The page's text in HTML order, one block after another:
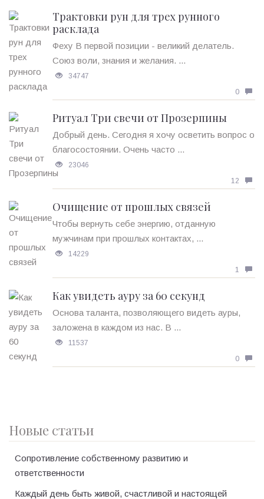
Трактовки рун для трех рунного
расклада
Феху В первой позиции - великий делатель.
Союз воли, знания и желания. ...
34747
0
Ритуал Три свечи от Прозерпины
Добрый день. Сегодня я хочу осветить вопрос о
благосостоянии. Очень часто ...
23046
12
Очищение от прошлых связей
Чтобы вернуть себе энергию, отданную
мужчинам при прошлых контактах, ...
14229
1
Как увидеть ауру за 60 секунд
Основа таланта, позволяющего видеть ауры,
заложена в каждом из нас. В ...
11537
0
Новые статьи
Сопротивление собственному развитию и
ответственности
Каждый день быть живой, счастливой и настоящей